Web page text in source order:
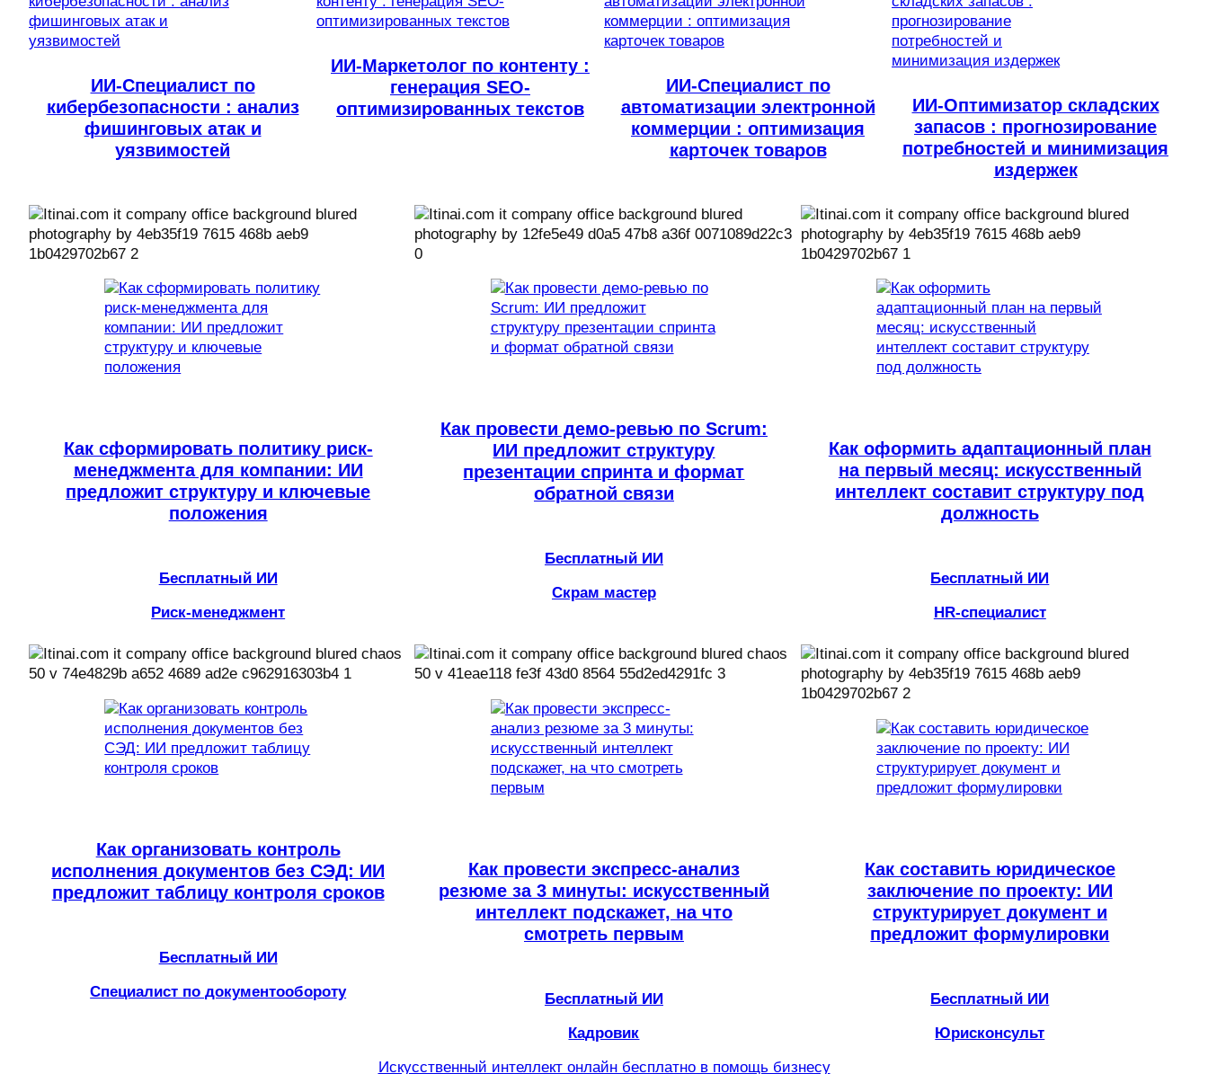
ИИ-Специалист по
кибербезопасности : анализ
фишинговых атак и
уязвимостей
ИИ-Маркетолог по контенту :
генерация SEO-
оптимизированных текстов
ИИ-Специалист по
автоматизации электронной
коммерции : оптимизация
карточек товаров
ИИ-Оптимизатор складских
запасов : прогнозирование
потребностей и минимизация
издержек
Как сформировать политику риск-
менеджмента для компании: ИИ
предложит структуру и ключевые
положения
Бесплатный ИИ
Риск-менеджмент
Как провести демо-ревью по Scrum:
ИИ предложит структуру
презентации спринта и формат
обратной связи
Бесплатный ИИ
Скрам мастер
Как оформить адаптационный план
на первый месяц: искусственный
интеллект составит структуру под
должность
Бесплатный ИИ
HR-специалист
Как организовать контроль
исполнения документов без СЭД: ИИ
предложит таблицу контроля сроков
Бесплатный ИИ
Специалист по документообороту
Как провести экспресс-анализ
резюме за 3 минуты: искусственный
интеллект подскажет, на что
смотреть первым
Бесплатный ИИ
Кадровик
Как составить юридическое
заключение по проекту: ИИ
структурирует документ и
предложит формулировки
Бесплатный ИИ
Юрисконсульт
Искусственный интеллект онлайн бесплатно в помощь бизнесу